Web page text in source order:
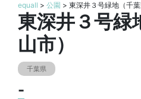
equall > 公園 > 東深井３号緑地（千葉
東深井３号緑
山市）
千葉県
-